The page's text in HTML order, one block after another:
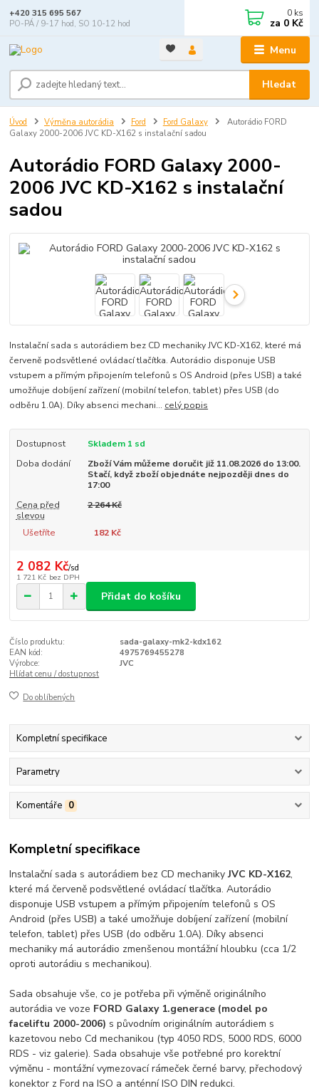
Menu
Hledat
+420 315 695 567
PO-PÁ / 9-17 hod, SO 10-12 hod
0 ks
za 0 Kč
Úvod Výměna autorádia Ford Ford Galaxy
Autorádio FORD
Galaxy 2000-2006 JVC KD-X162 s instalační sadou
Autorádio FORD Galaxy 2000-
2006 JVC KD-X162 s instalační
sadou
Instalační sada s autorádiem bez CD mechaniky JVC KD-X162, které má
červeně podsvětlené ovládací tlačítka. Autorádio disponuje USB
vstupem a přímým připojením telefonů s OS Android (přes USB) a také
umožňuje dobíjení zařízení (mobilní telefon, tablet) přes USB (do
odběru 1.0A). Díky absenci mechani... celý popis
Dostupnost
Skladem 1 sd
Doba dodání
Zboží Vám můžeme doručit již 11.08.2026 do 13:00.
Stačí, když zboží objednáte nejpozději dnes do
17:00
Cena před
slevou
2 264 Kč
Ušetříte 182 Kč
2 082 Kč/sd
1 721 Kč bez DPH
Přidat do košíku
Číslo produktu:
sada-galaxy-mk2-kdx162
EAN kód:
4975769455278
Výrobce:
JVC
Hlídat cenu / dostupnost
Do oblíbených
Kompletní specifikace
Parametry
Komentáře 0
Kompletní specifikace
Instalační sada s autorádiem bez CD mechanikyJVC KD-X162,
které má červeně podsvětlené ovládací tlačítka. Autorádio
disponuje USB vstupem a přímým připojením telefonů s OS
Android (přes USB) a také umožňuje dobíjení zařízení (mobilní
telefon, tablet) přes USB (do odběru 1.0A). Díky absenci
mechaniky má autorádio zmenšenou montážní hloubku (cca 1/2
oproti autorádiu s mechanikou).
Sada obsahuje vše, co je potřeba při výměně originálního
autorádia ve voze FORD Galaxy 1.generace (model po
faceliftu 2000-2006) s původním originálním autorádiem s
kazetovou nebo Cd mechanikou (typ 4050 RDS, 5000 RDS, 6000
RDS - viz galerie). Sada obsahuje vše potřebné pro korektní
výměnu - montážní vymezovací rámeček černé barvy, přechodový
konektor z Ford na ISO a anténní ISO DIN redukci.